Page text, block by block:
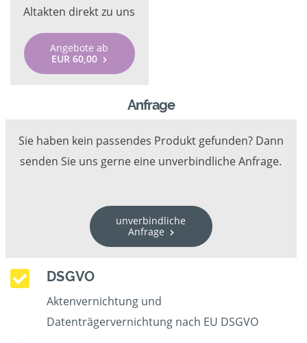
Altakten direkt zu uns
Angebote ab
EUR 60,00
Anfrage
Sie haben kein passendes Produkt gefunden? Dann
senden Sie uns gerne eine unverbindliche Anfrage.
unverbindliche
Anfrage
DSGVO
Aktenvernichtung und
Datenträgervernichtung nach EU DSGVO